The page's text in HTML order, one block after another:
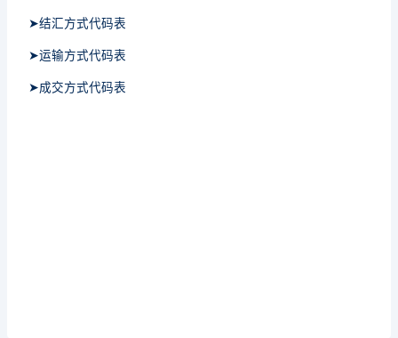
➤结汇方式代码表
➤运输方式代码表
➤成交方式代码表